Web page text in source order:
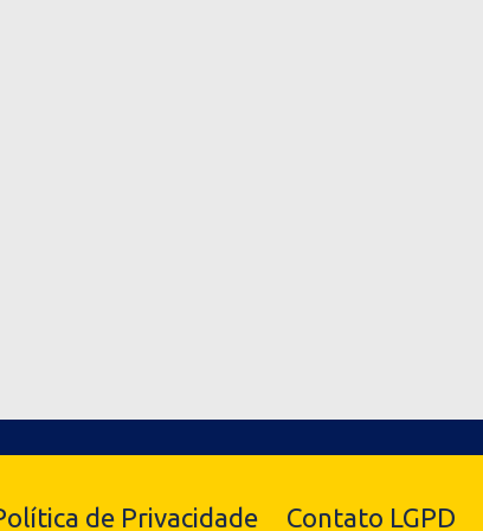
de Privacidade Contato LGPD